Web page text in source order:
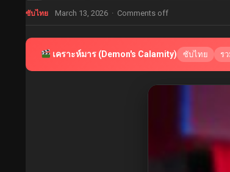
ซับไทย March 13, 2026 · Comments off
เคราะห์มาร (Demon's Calamity) ซับไทย ร